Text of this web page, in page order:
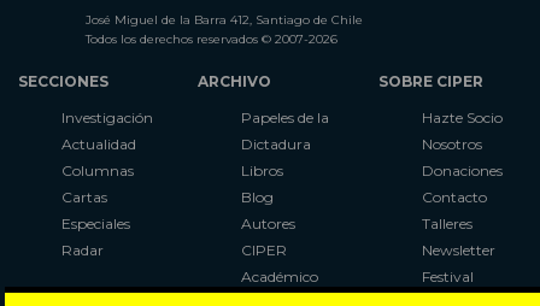
José Miguel de la Barra 412, Santiago de Chile
Todos los derechos reservados © 2007-2026
SECCIONES
Investigación
Actualidad
Columnas
Cartas
Especiales
Radar
ARCHIVO
Papeles de la
Dictadura
Libros
Blog
Autores
CIPER
Académico
SOBRE CIPER
Hazte Socio
Nosotros
Donaciones
Contacto
Talleres
Newsletter
Festival